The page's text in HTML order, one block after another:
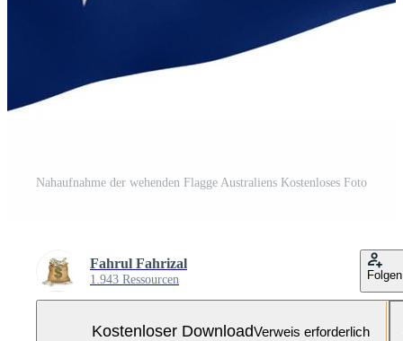
Nahaufnahme der wehenden Flagge Australiens Kostenloses Foto
Fahrul Fahrizal
1.943 Ressourcen Folgen
Kostenloser DownloadVerweis erforderlich